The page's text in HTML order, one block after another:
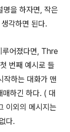
명을 하자면, 작은
각하면 된다.
루어졌다면, Thre
번째 예시로 들
작하는 대화가 맨
매하긴 하다. ( 대
이외의 메시지는
다.